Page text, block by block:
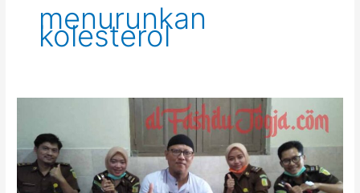
menurunkan
kolesterol